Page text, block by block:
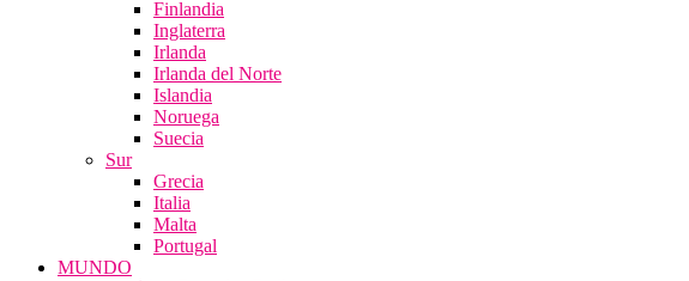
Finlandia
Inglaterra
Irlanda
Irlanda del Norte
Islandia
Noruega
Suecia
Sur
Grecia
Italia
Malta
Portugal
MUNDO